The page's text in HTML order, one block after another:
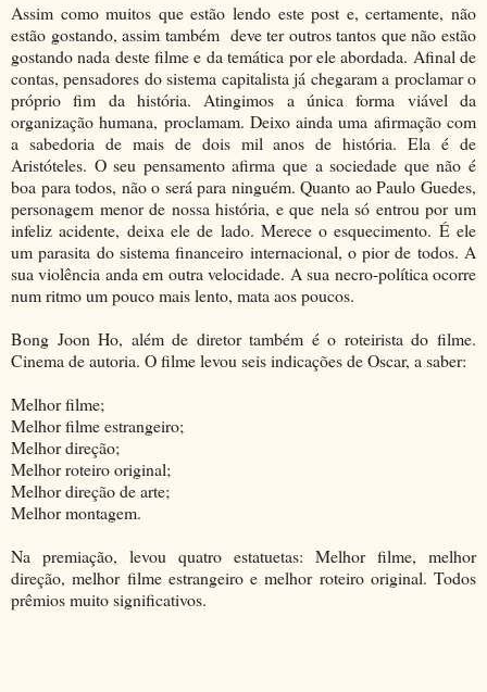
Assim como muitos que estão lendo este post e, certamente, não
estão gostando, assim também deve ter outros tantos que não estão
gostando nada deste filme e da temática por ele abordada. Afinal de
contas, pensadores do sistema capitalista já chegaram a proclamar o
próprio fim da história. Atingimos a única forma viável da
organização humana, proclamam. Deixo ainda uma afirmação com
a sabedoria de mais de dois mil anos de história. Ela é de
Aristóteles. O seu pensamento afirma que a sociedade que não é
boa para todos, não o será para ninguém. Quanto ao Paulo Guedes,
personagem menor de nossa história, e que nela só entrou por um
infeliz acidente, deixa ele de lado. Merece o esquecimento. É ele
um parasita do sistema financeiro internacional, o pior de todos. A
sua violência anda em outra velocidade. A sua necro-política ocorre
num ritmo um pouco mais lento, mata aos poucos.
Bong Joon Ho, além de diretor também é o roteirista do filme.
Cinema de autoria. O filme levou seis indicações de Oscar, a saber:
Melhor filme;
Melhor filme estrangeiro;
Melhor direção;
Melhor roteiro original;
Melhor direção de arte;
Melhor montagem.
Na premiação, levou quatro estatuetas: Melhor filme, melhor
direção, melhor filme estrangeiro e melhor roteiro original. Todos
prêmios muito significativos.